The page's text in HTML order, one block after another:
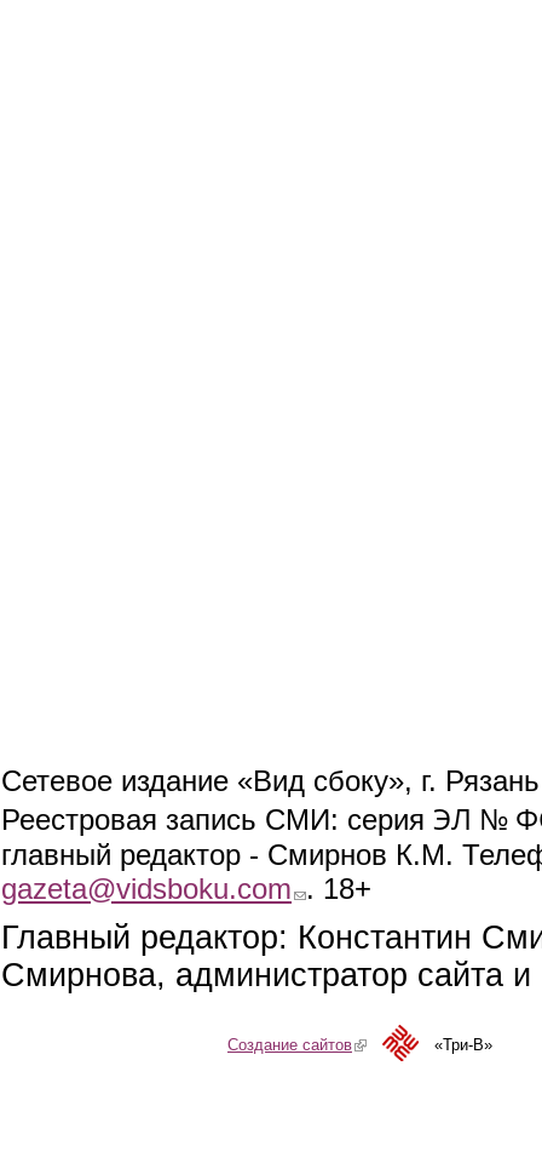
Сетевое издание «Вид сбоку», г.
Реестровая запись СМИ: серия ЭЛ №
главный редактор - Смирнов К.М.
gazeta@vidsboku.com (link sends e-mail)
. 18+
Главный редактор: Константин
Смирнова, администратор сайта
Создание сайтов(link is external)«Три-В»